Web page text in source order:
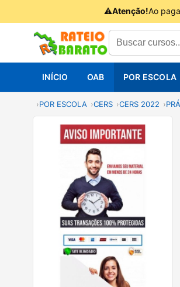
⚠Atenção!Ao
INÍCIO OAB POR ESCOLA
POR ESCOLA CERS CERS 2022